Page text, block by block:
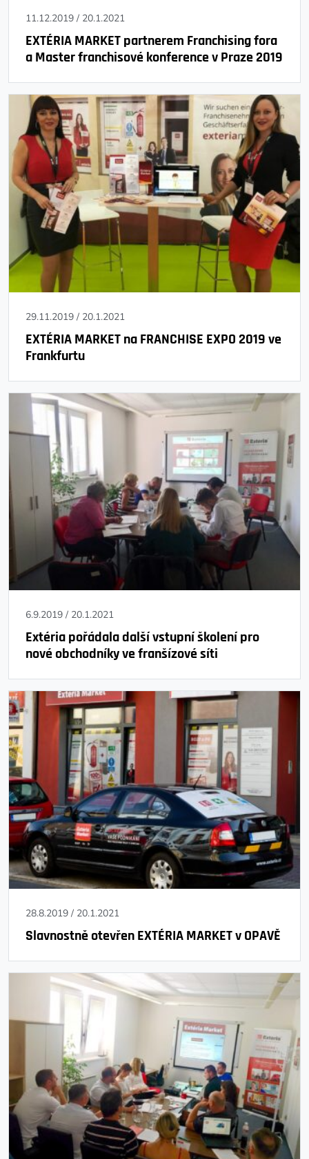
11.12.2019 / 20.1.2021
EXTÉRIA MARKET partnerem Franchising fora
a Master franchisové konference v Praze 2019
29.11.2019 / 20.1.2021
EXTÉRIA MARKET na FRANCHISE EXPO 2019 ve
Frankfurtu
6.9.2019 / 20.1.2021
Extéria pořádala další vstupní školení pro
nové obchodníky ve franšízové síti
28.8.2019 / 20.1.2021
Slavnostně otevřen EXTÉRIA MARKET v OPAVĚ